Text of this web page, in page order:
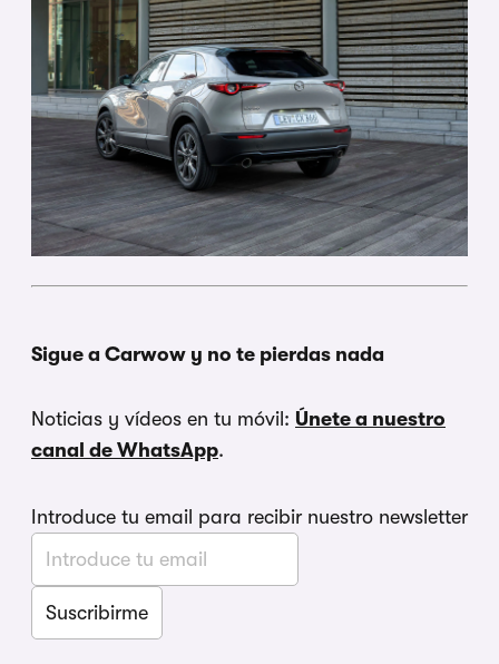
Sigue a Carwow y no te pierdas nada
Noticias y vídeos en tu móvil: Únete a nuestro
canal de WhatsApp.
Introduce tu email para recibir nuestro newsletter